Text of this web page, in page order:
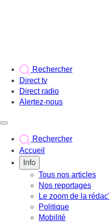
Rechercher
Direct tv
Direct radio
Alertez-nous
Rechercher
Accueil
Info
Tous nos articles
Nos reportages
Le zoom de la rédac'
Politique
Mobilité